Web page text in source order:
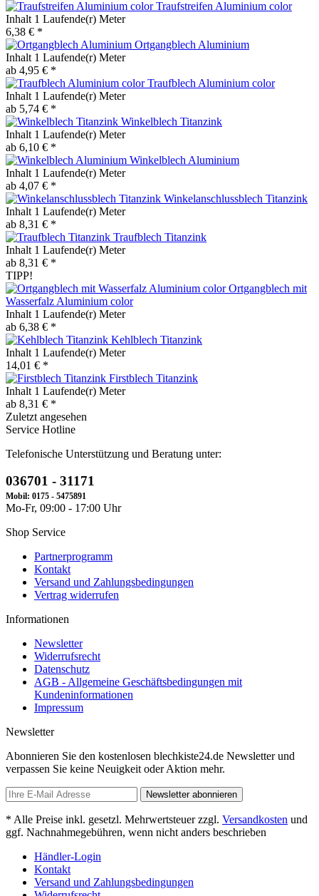
Traufstreifen Aluminium color
Inhalt 1 Laufende(r) Meter
6,38 € *
Ortgangblech Aluminium
Inhalt 1 Laufende(r) Meter
ab 4,95 € *
Traufblech Aluminium color
Inhalt 1 Laufende(r) Meter
ab 5,74 € *
Winkelblech Titanzink
Inhalt 1 Laufende(r) Meter
ab 6,10 € *
Winkelblech Aluminium
Inhalt 1 Laufende(r) Meter
ab 4,07 € *
Winkelanschlussblech Titanzink
Inhalt 1 Laufende(r) Meter
ab 8,31 € *
Traufblech Titanzink
Inhalt 1 Laufende(r) Meter
ab 8,31 € *
TIPP!
Ortgangblech mit
Wasserfalz Aluminium color
Inhalt 1 Laufende(r) Meter
ab 6,38 € *
Kehlblech Titanzink
Inhalt 1 Laufende(r) Meter
14,01 € *
Firstblech Titanzink
Inhalt 1 Laufende(r) Meter
ab 8,31 € *
Zuletzt angesehen
Service Hotline
Telefonische Unterstützung und Beratung unter:
036701 - 31171
Mobil: 0175 - 5475891
Mo-Fr, 09:00 - 17:00 Uhr
Shop Service
Partnerprogramm
Kontakt
Versand und Zahlungsbedingungen
Vertrag widerrufen
Informationen
Newsletter
Widerrufsrecht
Datenschutz
AGB - Allgemeine Geschäftsbedingungen mit
Kundeninformationen
Impressum
Newsletter
Abonnieren Sie den kostenlosen blechkiste24.de Newsletter und
verpassen Sie keine Neuigkeit oder Aktion mehr.
Newsletter abonnieren
* Alle Preise inkl. gesetzl. Mehrwertsteuer zzgl. Versandkosten und
ggf. Nachnahmegebühren, wenn nicht anders beschrieben
Händler-Login
Kontakt
Versand und Zahlungsbedingungen